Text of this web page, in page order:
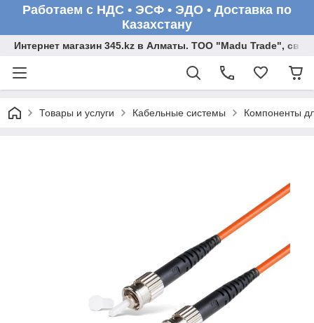
Работаем с НДС • ЭСФ • ЭДО • Доставка по
Казахстану
Интернет магазин 345.kz в Алматы. ТОО "Madu Trade",
Товары и услуги Кабельные системы Компоненты